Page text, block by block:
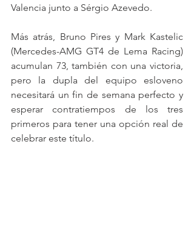
Valencia junto a Sérgio Azevedo.
Más atrás, Bruno Pires y Mark Kastelic
(Mercedes-AMG GT4 de Lema Racing)
acumulan 73, también con una victoria,
pero la dupla del equipo esloveno
necesitará un fin de semana perfecto y
esperar contratiempos de los tres
primeros para tener una opción real de
celebrar este título.